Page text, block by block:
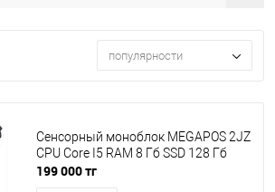
популярности
Сенсорный моноблок MEGAPOS 2JZ
CPU Core I5 RAM 8 Гб SSD 128 Гб
199 000 тг